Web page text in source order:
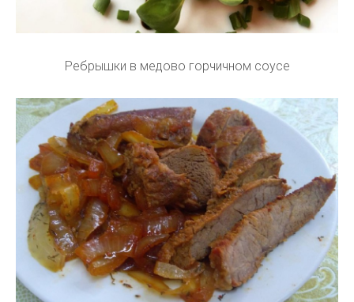
Ребрышки в медово горчичном соусе